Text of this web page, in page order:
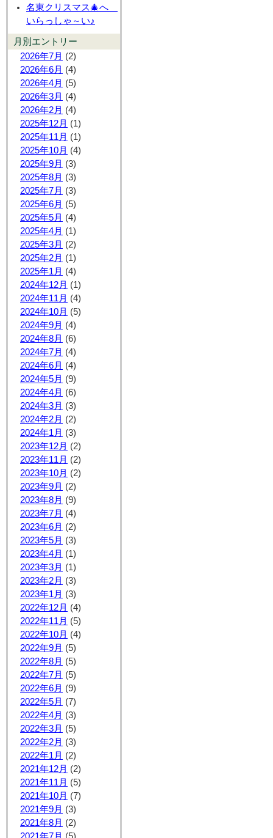
名東クリスマス🎄へ
いらっしゃ～い♪
月別エントリー
2026年7月 (2)
2026年6月 (4)
2026年4月 (5)
2026年3月 (4)
2026年2月 (4)
2025年12月 (1)
2025年11月 (1)
2025年10月 (4)
2025年9月 (3)
2025年8月 (3)
2025年7月 (3)
2025年6月 (5)
2025年5月 (4)
2025年4月 (1)
2025年3月 (2)
2025年2月 (1)
2025年1月 (4)
2024年12月 (1)
2024年11月 (4)
2024年10月 (5)
2024年9月 (4)
2024年8月 (6)
2024年7月 (4)
2024年6月 (4)
2024年5月 (9)
2024年4月 (6)
2024年3月 (3)
2024年2月 (2)
2024年1月 (3)
2023年12月 (2)
2023年11月 (2)
2023年10月 (2)
2023年9月 (2)
2023年8月 (9)
2023年7月 (4)
2023年6月 (2)
2023年5月 (3)
2023年4月 (1)
2023年3月 (1)
2023年2月 (3)
2023年1月 (3)
2022年12月 (4)
2022年11月 (5)
2022年10月 (4)
2022年9月 (5)
2022年8月 (5)
2022年7月 (5)
2022年6月 (9)
2022年5月 (7)
2022年4月 (3)
2022年3月 (5)
2022年2月 (3)
2022年1月 (2)
2021年12月 (2)
2021年11月 (5)
2021年10月 (7)
2021年9月 (3)
2021年8月 (2)